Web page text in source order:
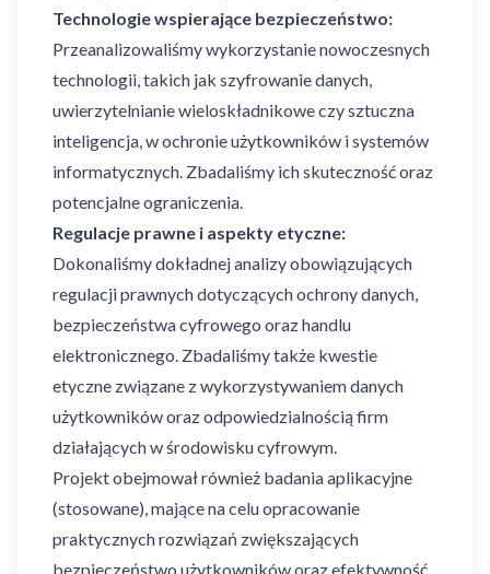
Technologie wspierające bezpieczeństwo:
Przeanalizowaliśmy wykorzystanie nowoczesnych
technologii, takich jak szyfrowanie danych,
uwierzytelnianie wieloskładnikowe czy sztuczna
inteligencja, w ochronie użytkowników i systemów
informatycznych. Zbadaliśmy ich skuteczność oraz
potencjalne ograniczenia.
Regulacje prawne i aspekty etyczne:
Dokonaliśmy dokładnej analizy obowiązujących
regulacji prawnych dotyczących ochrony danych,
bezpieczeństwa cyfrowego oraz handlu
elektronicznego. Zbadaliśmy także kwestie
etyczne związane z wykorzystywaniem danych
użytkowników oraz odpowiedzialnością firm
działających w środowisku cyfrowym.
Projekt obejmował również badania aplikacyjne
(stosowane), mające na celu opracowanie
praktycznych rozwiązań zwiększających
bezpieczeństwo użytkowników oraz efektywność